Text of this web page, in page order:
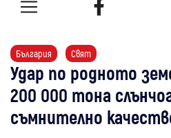
България Свят
Удар по родното
200 000 тона
съмнително